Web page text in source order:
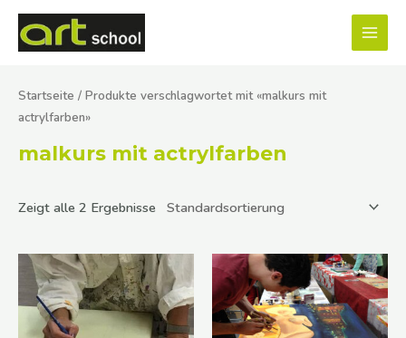
Zum
Inhalt
Startseite / Produkte verschlagwortet mit «malkurs mit
actrylfarben»
malkurs mit actrylfarben
Zeigt alle 2 Ergebnisse